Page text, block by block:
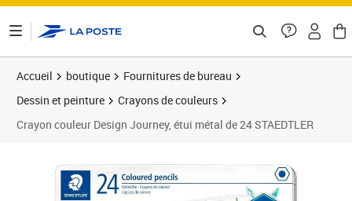
Accueil boutique
Fournitures de bureau
Dessin et peinture
Crayons de couleurs
Crayon couleur Design Journey, étui métal de 24 STAEDTLER